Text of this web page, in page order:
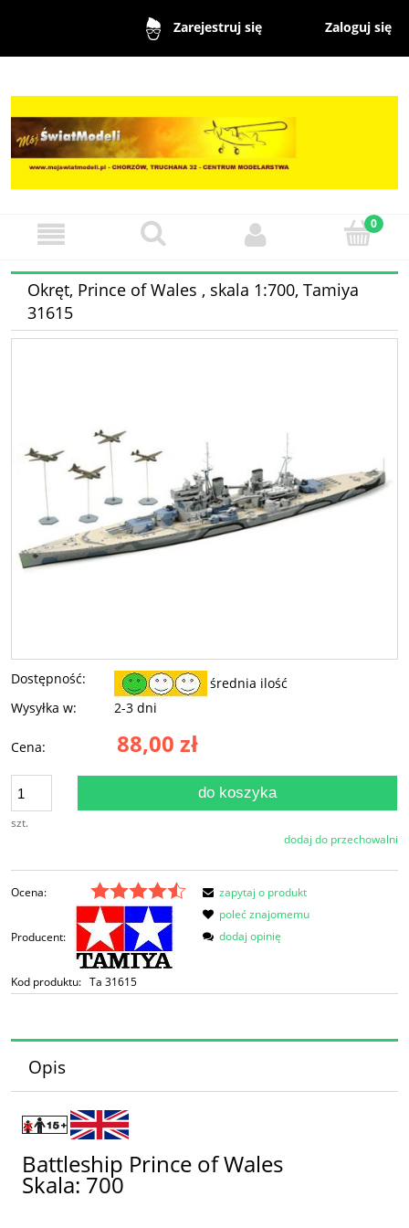
Zarejestruj się Zaloguj się
Okręt, Prince of Wales , skala 1:700, Tamiya
31615
Dostępność:
średnia ilość
Wysyłka w:
2-3 dni
Cena: 88,00 zł
szt.
do koszyka
dodaj do przechowalni
Ocena:
Producent:
Kod produktu: Ta 31615
zapytaj o produkt
poleć znajomemu
dodaj opinię
Opis
Battleship Prince of Wales
Skala: 700